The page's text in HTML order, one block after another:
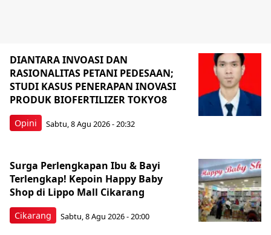
Opini
DIANTARA INVOASI DAN
RASIONALITAS PETANI PEDESAAN;
STUDI KASUS PENERAPAN INOVASI
PRODUK BIOFERTILIZER TOKYO8
Sabtu, 8 Agu 2026 - 20:32
Cikarang
Surga Perlengkapan Ibu & Bayi
Terlengkap! Kepoin Happy Baby
Shop di Lippo Mall Cikarang
Sabtu, 8 Agu 2026 - 20:00